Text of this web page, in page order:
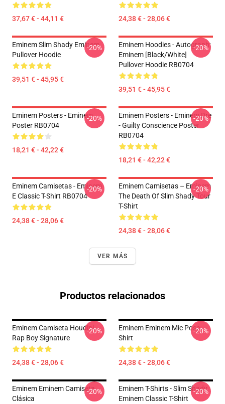
37,67 € - 44,11 € 24,38 € - 28,06 €
Eminem Slim Shady Eminem
Pullover Hoodie
39,51 € - 45,95 €
-20%
Eminem Hoodies - Autograph:
Eminem [Black/White]
Pullover Hoodie RB0704
39,51 € - 45,95 €
-20%
Eminem Posters - Eminem
Poster RB0704
18,21 € - 42,22 €
-20%
Eminem Posters - Eminem Dre
- Guilty Conscience Poster
RB0704
18,21 € - 42,22 €
-20%
Eminem Camisetas - Eminem
E Classic T-Shirt RB0704
24,38 € - 28,06 €
-20%
Eminem Camisetas – Eminem
The Death Of Slim Shady Tour
T-Shirt
24,38 € - 28,06 €
-20%
VER MÁS
Productos relacionados
Eminem Camiseta Houdini
Rap Boy Signature
24,38 € - 28,06 €
-20%
Eminem Eminem Mic Pose
Shirt
24,38 € - 28,06 €
-20%
Eminem Eminem Camiseta
Clásica
-20%
Eminem T-Shirts - Slim Shady
Eminem Classic T-Shirt
-20%